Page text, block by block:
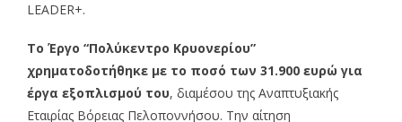
LEADER+.
Το Έργο “Πολύκεντρο Κρυονερίου”
χρηματοδοτήθηκε με το ποσό των 31.900 ευρώ για
έργα εξοπλισμού του, διαμέσου της Αναπτυξιακής
Εταιρίας Βόρειας Πελοποννήσου. Την αίτηση